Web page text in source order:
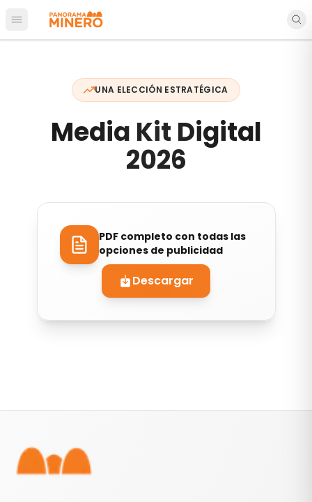
Abrir menú principal
UNA ELECCIÓN ESTRATÉGICA
Media Kit Digital
2026
PDF completo con todas las
opciones de publicidad
Descargar